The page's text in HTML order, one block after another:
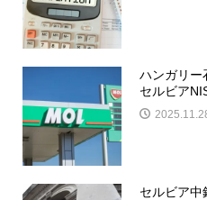
ハンガリー
セルビア
セルビア中